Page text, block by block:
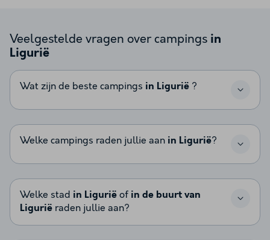
Veelgestelde vragen over campings in
Ligurië
Wat zijn de beste campings in Ligurië ?
Welke campings raden jullie aan in Ligurië?
Welke stad in Ligurië of in de buurt van
Ligurië raden jullie aan?